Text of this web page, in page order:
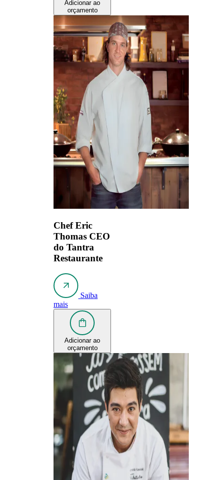
Adicionar ao
orçamento
Chef Eric
Thomas CEO
do Tantra
Restaurante
Saiba
mais
Adicionar ao
orçamento